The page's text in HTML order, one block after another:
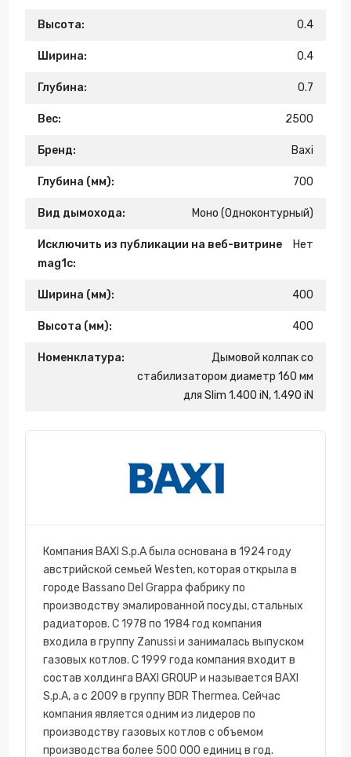
Высота: 0.4
Ширина: 0.4
Глубина: 0.7
Вес: 2500
Бренд: Baxi
Глубина (мм): 700
Вид дымохода: Моно (Одноконтурный)
Исключить из публикации на веб-витрине
mag1c:
Нет
Ширина (мм): 400
Высота (мм): 400
Номенклатура:
Дымовой колпак со
стабилизатором диаметр 160 мм
для Slim 1.400 iN, 1.490 iN
Компания BAXI S.p.A была основана в 1924 году
австрийской семьей Westen, которая открыла в
городе Bassano Del Grappa фабрику по
производству эмалированной посуды, стальных
радиаторов. С 1978 по 1984 год компания
входила в группу Zanussi и занималась выпуском
газовых котлов. С 1999 года компания входит в
состав холдинга BAXI GROUP и называется BAXI
S.p.A, а с 2009 в группу BDR Thermea. Сейчас
компания является одним из лидеров по
производству газовых котлов с объемом
производства более 500 000 единиц в год.